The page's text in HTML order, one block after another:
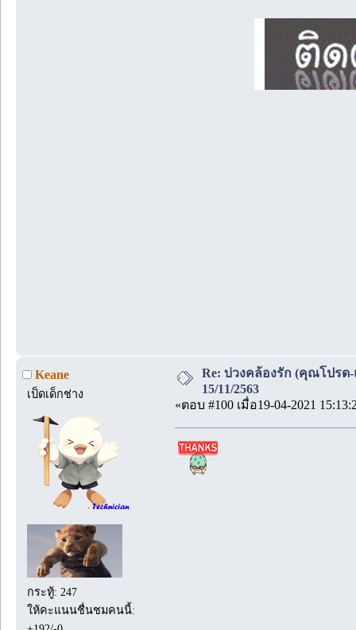
Keane
เป็ดเด็กช่าง
กระทู้: 247
ให้คะแนนชื่นชมคนนี้:
Re: บ่วงคล้องรัก (คุณโปร
15/11/2563
«ตอบ #100 เมื่อ19-04-2021